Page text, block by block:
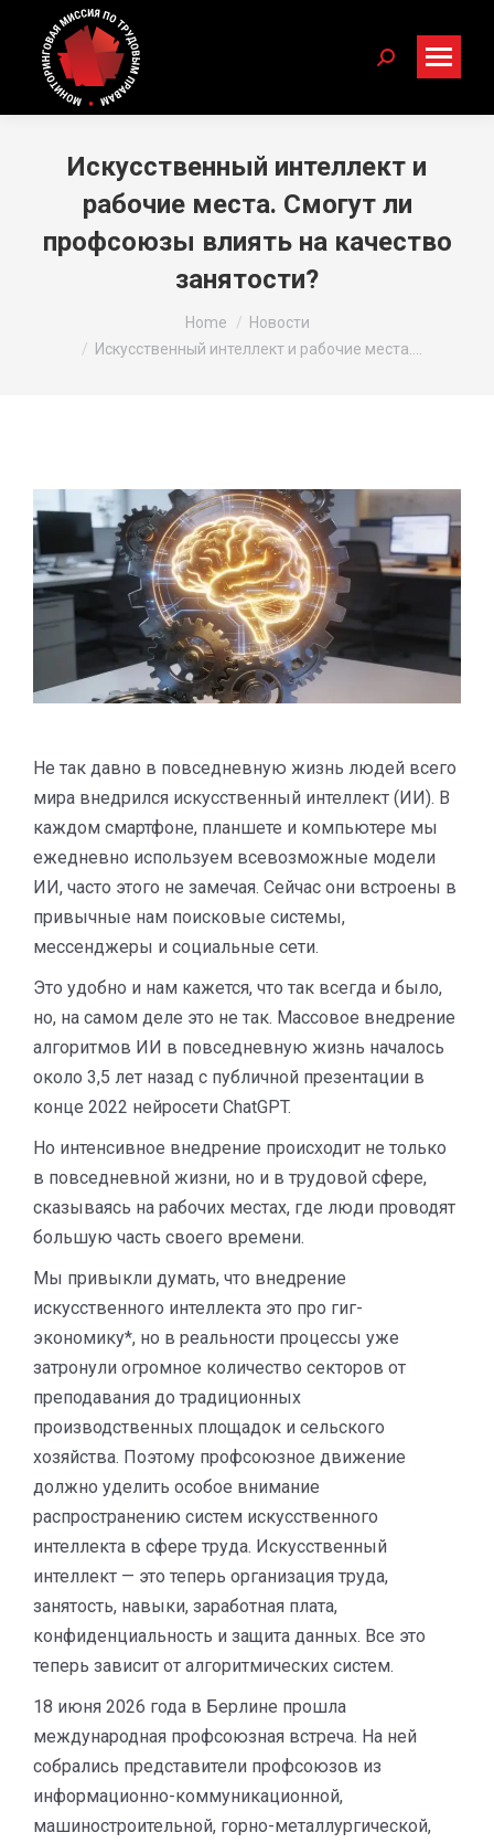
Search:
Искусственный интеллект и
рабочие места. Смогут ли
профсоюзы влиять на качество
занятости?
Home
Новости
Искусственный интеллект и рабочие места.…
Не так давно в повседневную жизнь людей всего
мира внедрился искусственный интеллект (ИИ). В
каждом смартфоне, планшете и компьютере мы
ежедневно используем всевозможные модели
ИИ, часто этого не замечая. Сейчас они встроены в
привычные нам поисковые системы,
мессенджеры и социальные сети.
Это удобно и нам кажется, что так всегда и было,
но, на самом деле это не так. Массовое внедрение
алгоритмов ИИ в повседневную жизнь началось
около 3,5 лет назад с публичной презентации в
конце 2022 нейросети ChatGPT.
Но интенсивное внедрение происходит не только
в повседневной жизни, но и в трудовой сфере,
сказываясь на рабочих местах, где люди проводят
большую часть своего времени.
Мы привыкли думать, что внедрение
искусственного интеллекта это про гиг-
экономику*, но в реальности процессы уже
затронули огромное количество секторов от
преподавания до традиционных
производственных площадок и сельского
хозяйства. Поэтому профсоюзное движение
должно уделить особое внимание
распространению систем искусственного
интеллекта в сфере труда. Искусственный
интеллект — это теперь организация труда,
занятость, навыки, заработная плата,
конфиденциальность и защита данных. Все это
теперь зависит от алгоритмических систем.
18 июня 2026 года в Берлине прошла
международная профсоюзная встреча. На ней
собрались представители профсоюзов из
информационно-коммуникационной,
машиностроительной, горно-металлургической,